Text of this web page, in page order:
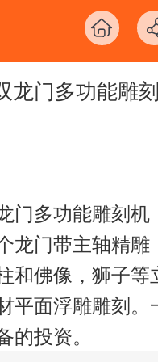
龙门多功能雕刻
门多功能雕刻机
龙门带主轴精雕
和佛像，狮子等
平面浮雕雕刻。
的投资。